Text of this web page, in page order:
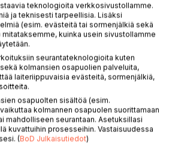
theory and ear-training difficult.
with my licentiate thesis
Classroom" (2000), I initiated a
focused on learning outcomes in
level classes, and started to
for teaching and learning music
teknologioita verkkosivustollamme.
ja teknisesti tarpeellisia. Lisäksi
(esim. evästeitä tai sormenjälkiä sekä
kuinka usein sivustollamme
seurantateknologioita kuten
kolmansien osapuolien palveluita,
laiteriippuvaisia evästeitä, sormenjälkiä,
osapuolten sisältöä (esim.
kolmannen osapuolen suorittamaan
mahdolliseen seurantaan. Asetuksillasi
kuvattuihin prosesseihin. Vastaisuudessa
(BoD Julkaisutiedot)